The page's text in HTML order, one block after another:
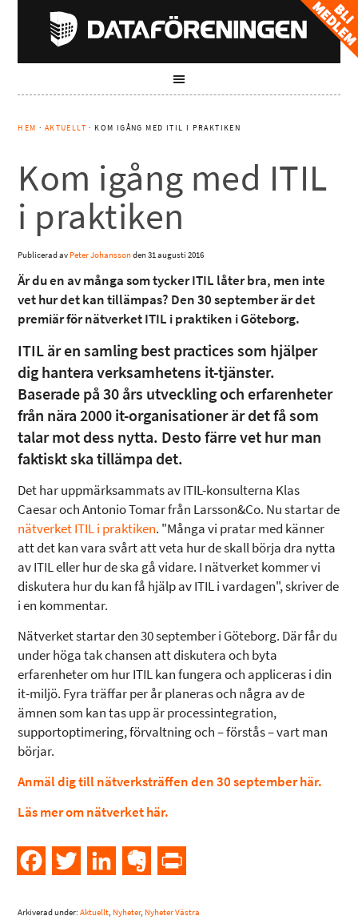
HEM · AKTUELLT · KOM IGÅNG MED ITIL I PRAKTIKEN
Kom igång med ITIL
i praktiken
Publicerad av Peter Johanssonden31 augusti 2016
Är du en av många som tycker ITIL låter bra, men inte
vet hur det kan tillämpas? Den 30 september är det
premiär för nätverket ITIL i praktiken i Göteborg.
ITIL är en samling best practices som hjälper
dig hantera verksamhetens it-tjänster.
Baserade på 30 års utveckling och erfarenheter
från nära 2000 it-organisationer är det få som
talar mot dess nytta. Desto färre vet hur man
faktiskt ska tillämpa det.
Det har uppmärksammats av ITIL-konsulterna Klas
Caesar och Antonio Tomar från Larsson&Co. Nu startar de
nätverket ITIL i praktiken. "Många vi pratar med känner
att det kan vara svårt att veta hur de skall börja dra nytta
av ITIL eller hur de ska gå vidare. I nätverket kommer vi
diskutera hur du kan få hjälp av ITIL i vardagen", skriver de
i en kommentar.
Nätverket startar den 30 september i Göteborg. Där får du
under höga tak chansen att diskutera och byta
erfarenheter om hur ITIL kan fungera och appliceras i din
it-miljö. Fyra träffar per år planeras och några av de
ämnen som kan tas upp är processintegration,
supportoptimering, förvaltning och – förstås – vart man
börjar.
Anmäl dig till nätverksträffen den 30 september här.
Läs mer om nätverket här.
FacebookTwitter LinkedInEvernote
Arkiverad under:Aktuellt, Nyheter, Nyheter Västra